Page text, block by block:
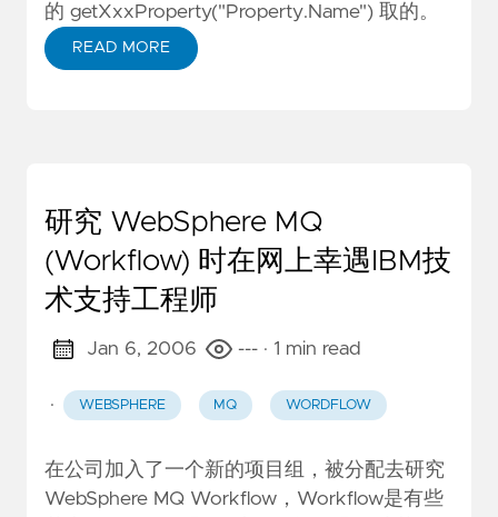
的 getXxxProperty("Property.Name") 取的。
READ MORE
研究 WebSphere MQ
(Workflow) 时在网上幸遇IBM技
术支持工程师
Jan 6, 2006 --- · 1 min read
· WEBSPHERE MQ WORDFLOW
在公司加入了一个新的项目组，被分配去研究
WebSphere MQ Workflow，Workflow是有些